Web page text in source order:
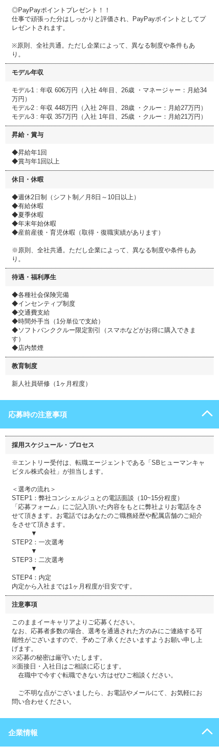
◎PayPayポイントプレゼント！！
仕事で頑張った分はしっかりと評価され、PayPayポイントとしてプ
レゼントされます。
※原則、全社共通。ただし企業によって、異なる制度や条件もあ
り。
モデル年収
モデル1 : 年収 606万円（入社 4年目、26歳 ・マネージャー：月給34
万円）
モデル2 : 年収 448万円（入社 2年目、28歳 ・クルー：月給27万円）
モデル3 : 年収 357万円（入社 1年目、25歳 ・クルー：月給21万円）
昇給・賞与
◆昇給年1回
◆賞与年1回以上
休日・休暇
◆週休2日制（シフト制／月8日～10日以上）
◆有給休暇
◆夏季休暇
◆年末年始休暇
◆産前産後・育児休暇（取得・復職実績があります）
※原則、全社共通。ただし企業によって、異なる制度や条件もあ
り。
待遇・福利厚生
◆各種社会保険完備
◆インセンティブ制度
◆交通費支給
◆時間外手当（1分単位で支給）
◆ソフトバンククルー限定割引（スマホなどがお得に購入できま
す）
◆店内禁煙
教育制度
新人社員研修（1ヶ月程度）
応募時の注意事項
採用スケジュール・プロセス
※エントリー受付は、転職エージェントである「SBヒューマンキャ
ピタル株式会社」が担当します。
＜選考の流れ＞
STEP1：弊社コンシェルジュとの電話面談（10~15分程度）
「応募フォーム」にご記入頂いた内容をもとに弊社よりお電話をさ
せて頂きます。お電話ではあなたのご職務経歴や配属店舗のご紹介
をさせて頂きます。
▼
STEP2：一次選考
▼
STEP3：二次選考
▼
STEP4：内定
内定から入社までは1ヶ月程度が目安です。
注意事項
このままイーキャリアよりご応募ください。
なお、応募者多数の場合、選考を通過された方のみにご連絡する可
能性がございますので、予めご了承くださいますようお願い申し上
げます。
※応募の秘密は厳守いたします。
※面接日・入社日はご相談に応じます。
在職中で今すぐ転職できない方はぜひご相談ください。
ご不明な点がございましたら、お電話やメールにて、お気軽にお
問い合わせください。
企業情報